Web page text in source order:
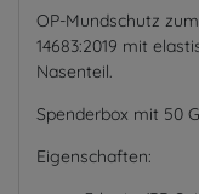
OP-Mundschutz
14683:2019 mit
Nasenteil.
Spenderbox mit 50
Eigenschaften: